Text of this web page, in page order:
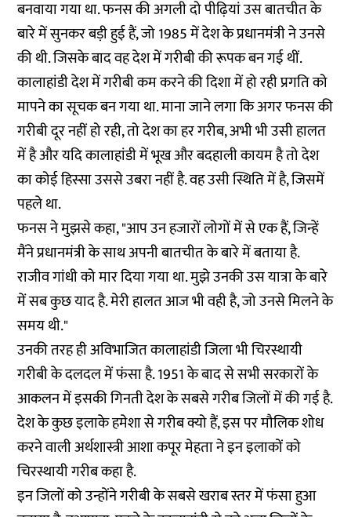
बनवाया गया था. फनस की अगली दो पीढ़ियां उस बातचीत के
बारे में सुनकर बड़ी हुई हैं, जो 1985 में देश के प्रधानमंत्री ने उनसे
की थी. जिसके बाद वह देश में गरीबी की रूपक बन गई थीं.
कालाहांडी देश में गरीबी कम करने की दिशा में हो रही प्रगति को
मापने का सूचक बन गया था. माना जाने लगा कि अगर फनस की
गरीबी दूर नहीं हो रही, तो देश का हर गरीब, अभी भी उसी हालत
में है और यदि कालाहांडी में भूख और बदहाली कायम है तो देश
का कोई हिस्सा उससे उबरा नहीं है. वह उसी स्थिति में है, जिसमें
पहले था.
फनस ने मुझसे कहा, "आप उन हजारों लोगों में से एक हैं, जिन्हें
मैंने प्रधानमंत्री के साथ अपनी बातचीत के बारे में बताया है.
राजीव गांधी को मार दिया गया था. मुझे उनकी उस यात्रा के बारे
में सब कुछ याद है. मेरी हालत आज भी वही है, जो उनसे मिलने के
समय थी."
उनकी तरह ही अविभाजित कालाहांडी जिला भी चिरस्थायी
गरीबी के दलदल में फंसा है. 1951 के बाद से सभी सरकारों के
आकलन में इसकी गिनती देश के सबसे गरीब जिलों में की गई है.
देश के कुछ इलाके हमेशा से गरीब क्यो हैं, इस पर मौलिक शोध
करने वाली अर्थशास्त्री आशा कपूर मेहता ने इन इलाकों को
चिरस्थायी गरीब कहा है.
इन जिलों को उन्होंने गरीबी के सबसे खराब स्तर में फंसा हुआ